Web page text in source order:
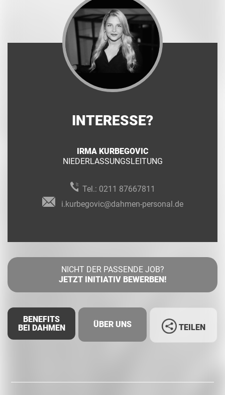
INTERESSE?
IRMA KURBEGOVIC
NIEDERLASSUNGSLEITUNG
Tel.: 0211 87667811
i.kurbegovic@dahmen-personal.de
NICHT DER PASSENDE JOB?
JETZT INITIATIV BEWERBEN!
BENEFITS
BEI DAHMEN
ÜBER UNS TEILEN